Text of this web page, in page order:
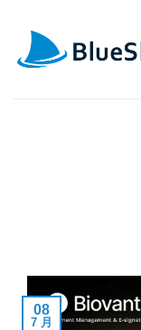
08
7 月